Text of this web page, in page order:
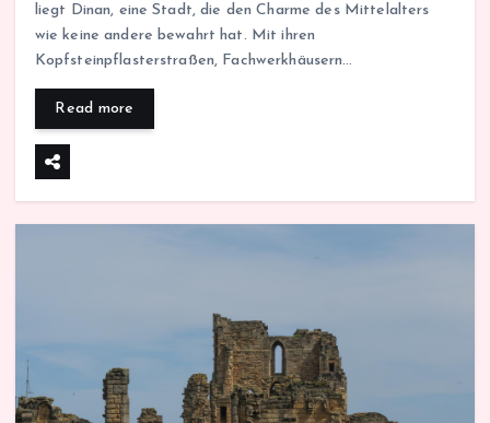
liegt Dinan, eine Stadt, die den Charme des Mittelalters
wie keine andere bewahrt hat. Mit ihren
Kopfsteinpflasterstraßen, Fachwerkhäusern…
Read more